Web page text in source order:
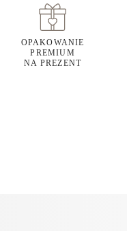
OPAKOWANIE
PREMIUM
NA PREZENT